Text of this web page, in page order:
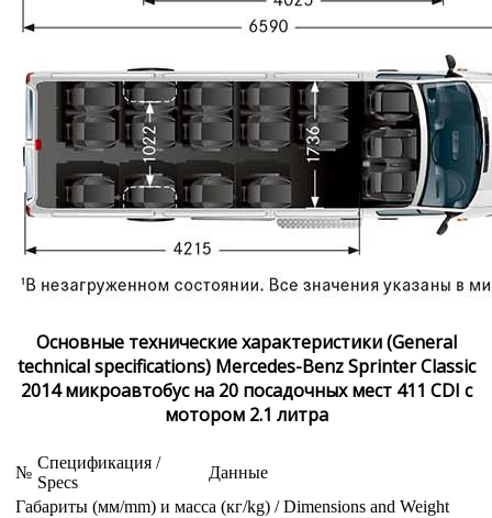
Основные технические характеристики (General
technical specifications) Mercedes-Benz Sprinter Classic
2014 микроавтобус на 20 посадочных мест 411 CDI с
мотором 2.1 литра
№
Спецификация /
Specs
Данные
Габариты (мм/mm) и масса (кг/kg) / Dimensions and Weight